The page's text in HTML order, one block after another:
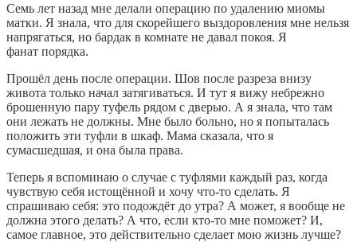
Семь лет назад мне делали операцию по удалению миомы
матки. Я знала, что для скорейшего выздоровления мне нельзя
напрягаться, но бардак в комнате не давал покоя. Я
фанат порядка.
Прошёл день после операции. Шов после разреза внизу
живота только начал затягиваться. И тут я вижу небрежно
брошенную пару туфель рядом с дверью. А я знала, что там
они лежать не должны. Мне было больно, но я попыталась
положить эти туфли в шкаф. Мама сказала, что я
сумасшедшая, и она была права.
Теперь я вспоминаю о случае с туфлями каждый раз, когда
чувствую себя истощённой и хочу что-то сделать. Я
спрашиваю себя: это подождёт до утра? А может, я вообще не
должна этого делать? А что, если кто-то мне поможет? И,
самое главное, это действительно сделает мою жизнь лучше?